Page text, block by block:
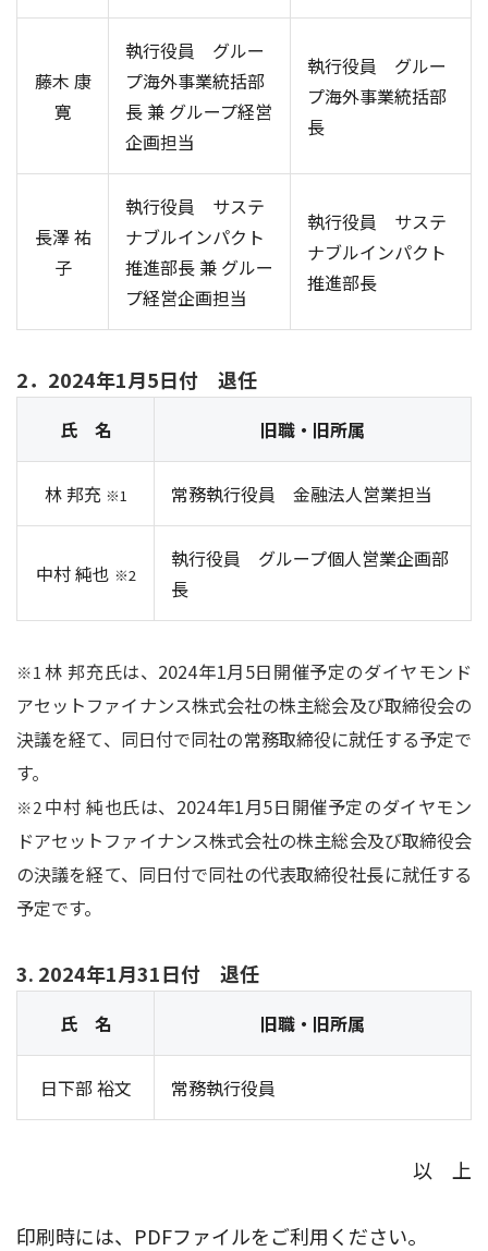
藤木 康
寛
執行役員 グルー
プ海外事業統括部
長 兼 グループ経営
企画担当
執行役員 グルー
プ海外事業統括部
長
長澤 祐
子
執行役員 サステ
ナブルインパクト
推進部長 兼 グルー
プ経営企画担当
執行役員 サステ
ナブルインパクト
推進部長
2．2024年1月5日付 退任
氏 名 旧職・旧所属
林 邦充 ※1 常務執行役員 金融法人営業担当
中村 純也 ※2
執行役員 グループ個人営業企画部
長
※1林 邦充氏は、2024年1月5日開催予定のダイヤモンド
アセットファイナンス株式会社の株主総会及び取締役会の
決議を経て、同日付で同社の常務取締役に就任する予定で
す。
※2 中村 純也氏は、2024年1月5日開催予定のダイヤモン
ドアセットファイナンス株式会社の株主総会及び取締役会
の決議を経て、同日付で同社の代表取締役社長に就任する
予定です。
3. 2024年1月31日付 退任
氏 名 旧職・旧所属
日下部 裕文 常務執行役員
以 上
印刷時には、PDFファイルをご利用ください。